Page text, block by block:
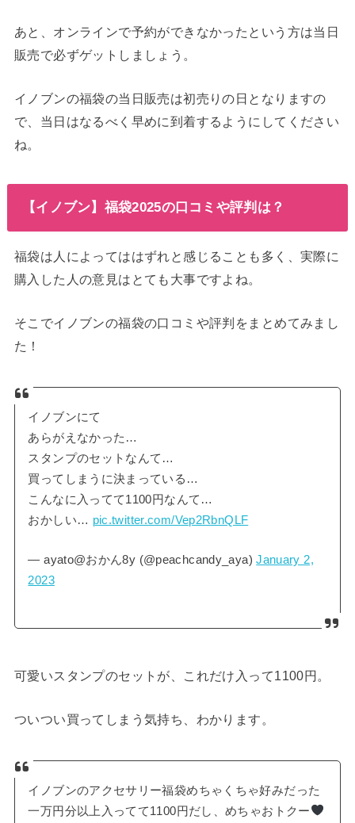
あと、オンラインで予約ができなかったという方は当日
販売で必ずゲットしましょう。
イノブンの福袋の当日販売は初売りの日となりますの
で、当日はなるべく早めに到着するようにしてください
ね。
【イノブン】福袋2025の口コミや評判は？
福袋は人によってははずれと感じることも多く、実際に
購入した人の意見はとても大事ですよね。
そこでイノブンの福袋の口コミや評判をまとめてみまし
た！
イノブンにて
あらがえなかった…
スタンプのセットなんて…
買ってしまうに決まっている…
こんなに入ってて1100円なんて…
おかしい… pic.twitter.com/Vep2RbnQLF
— ayato@おかん8y (@peachcandy_aya)January 2,
2023
可愛いスタンプのセットが、これだけ入って1100円。
ついつい買ってしまう気持ち、わかります。
イノブンのアクセサリー福袋めちゃくちゃ好みだった
一万円分以上入ってて1100円だし、めちゃおトクー